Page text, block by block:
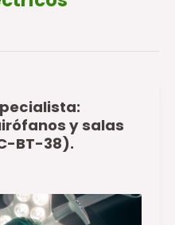
y salas
BT-38).